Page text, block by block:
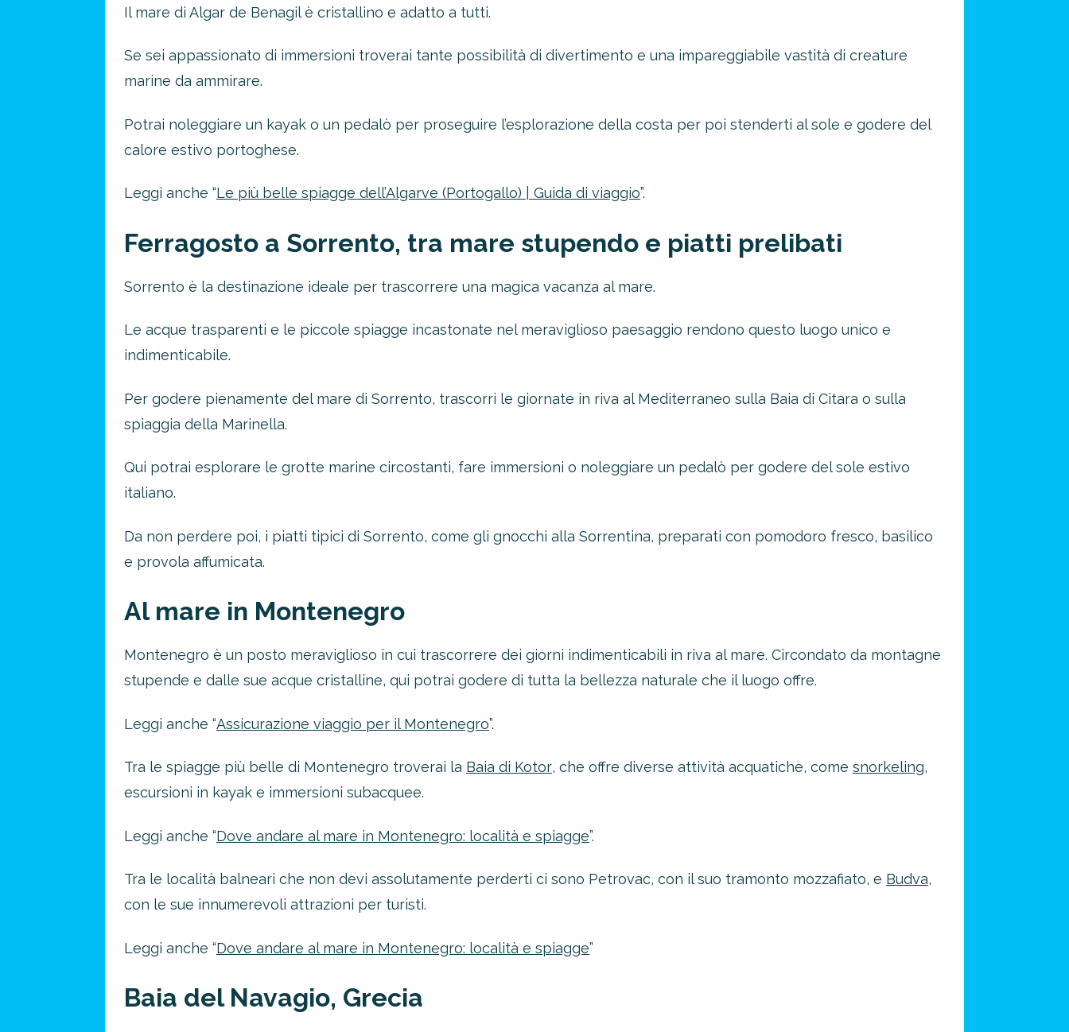
Il mare di Algar de Benagil è cristallino e adatto a tutti.
Se sei appassionato di immersioni troverai tante possibilità di divertimento e una impareggiabile vastità di creature
marine da ammirare.
Potrai noleggiare un kayak o un pedalò per proseguire l’esplorazione della costa per poi stenderti al sole e godere del
calore estivo portoghese.
Leggi anche “Le più belle spiagge dell’Algarve (Portogallo) | Guida di viaggio”.
Ferragosto a Sorrento, tra mare stupendo e piatti prelibati
Sorrento è la destinazione ideale per trascorrere una magica vacanza al mare.
Le acque trasparenti e le piccole spiagge incastonate nel meraviglioso paesaggio rendono questo luogo unico e
indimenticabile.
Per godere pienamente del mare di Sorrento, trascorri le giornate in riva al Mediterraneo sulla Baia di Citara o sulla
spiaggia della Marinella.
Qui potrai esplorare le grotte marine circostanti, fare immersioni o noleggiare un pedalò per godere del sole estivo
italiano.
Da non perdere poi, i piatti tipici di Sorrento, come gli gnocchi alla Sorrentina, preparati con pomodoro fresco, basilico
e provola affumicata.
Al mare in Montenegro
Montenegro è un posto meraviglioso in cui trascorrere dei giorni indimenticabili in riva al mare. Circondato da montagne
stupende e dalle sue acque cristalline, qui potrai godere di tutta la bellezza naturale che il luogo offre.
Leggi anche “Assicurazione viaggio per il Montenegro”.
Tra le spiagge più belle di Montenegro troverai la Baia di Kotor, che offre diverse attività acquatiche, come snorkeling,
escursioni in kayak e immersioni subacquee.
Leggi anche “Dove andare al mare in Montenegro: località e spiagge”.
Tra le località balneari che non devi assolutamente perderti ci sono Petrovac, con il suo tramonto mozzafiato, e Budva,
con le sue innumerevoli attrazioni per turisti.
Leggi anche “Dove andare al mare in Montenegro: località e spiagge”
Baia del Navagio, Grecia
Risparmia oltre il 21%!
approfitta del nostro 4-2-1
4 promozioni, 2 omaggi e 1 Novità!
ATTIVA OFFERTA